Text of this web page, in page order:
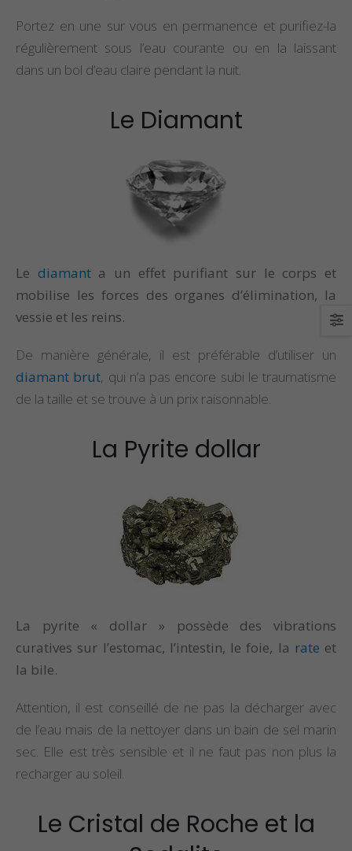
Portez en une sur vous en permanence et purifiez-la
régulièrement sous l’eau courante ou en la laissant
dans un bol d’eau claire pendant la nuit.
Le Diamant
Le diamanta un effet purifiant sur le corps et
mobilise les forces des organes d’élimination, la
vessie et les reins.
De manière générale, il est préférable d’utiliser un
diamant brut, qui n’a pas encore subi le traumatisme
de la taille et se trouve à un prix raisonnable.
La Pyrite dollar
La pyrite « dollar » possède des vibrations
curatives sur l’estomac, l’intestin, le foie, la rate et
la bile.
Attention, il est conseillé de ne pas la décharger avec
de l’eau mais de la nettoyer dans un bain de sel marin
sec. Elle est très sensible et il ne faut pas non plus la
recharger au soleil.
Le Cristal de Roche et la